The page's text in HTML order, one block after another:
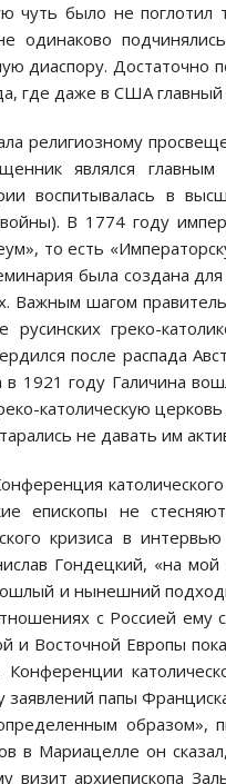
чуть было не поглотил
одинаково
диаспору. Достаточно
где даже в США главный
религиозному
являлся
воспитывалась в
В 1774 году
то есть
была создана
Важным шагом
русинских греко-
после распада
в 1921 году Галичина
католическую
не давать им
епископы не
кризиса в
Гондецкий, «на
и нынешний
с Россией ему
и Восточной Европы
заявлений папы
образом»,
в Мариацелле он
визит архиепископа